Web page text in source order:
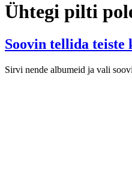
Ühtegi pilti
Soovin tellida teiste
Sirvi nende albumeid ja vali